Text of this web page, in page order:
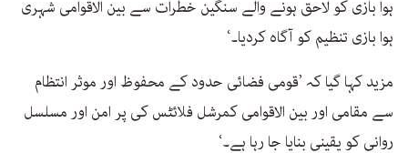
ہوا بازی کو لاحق ہونے والے سنگین خطرات سے بین الاقوامی شہری
ہوا بازی تنظیم کو آگاہ کردیا۔‘
مزید کہا گیا کہ ’قومی فضائی حدود کے محفوظ اور موثر انتظام
سے مقامی اور بین الاقوامی کمرشل فلائٹس کی پر امن اور مسلسل
روانی کو یقینی بنایا جا رہا ہے۔‘